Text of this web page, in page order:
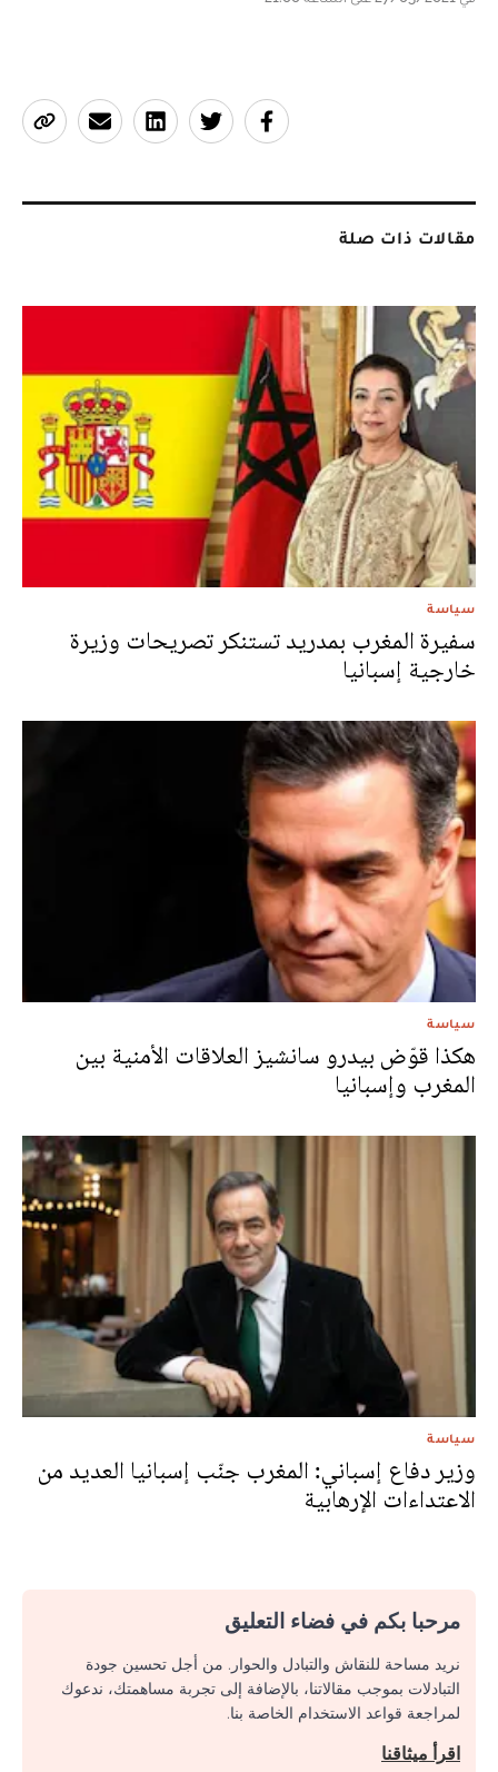
مقالات ذات صلة
سياسة
سفيرة المغرب بمدريد تستنكر تصريحات وزيرة
خارجية إسبانيا
سياسة
هكذا قوّض بيدرو سانشيز العلاقات الأمنية بين
المغرب وإسبانيا
سياسة
وزير دفاع إسباني: المغرب جنّب إسبانيا العديد من
الاعتداءات الإرهابية
مرحبا بكم في فضاء التعليق
نريد مساحة للنقاش والتبادل والحوار. من أجل تحسين جودة
التبادلات بموجب مقالاتنا، بالإضافة إلى تجربة مساهمتك، ندعوك
لمراجعة قواعد الاستخدام الخاصة بنا.
اقرأ ميثاقنا